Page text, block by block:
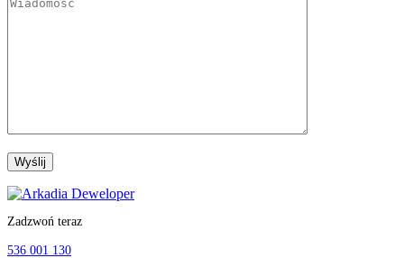
Przejdź
treści
Zadzwoń teraz
536 001 130